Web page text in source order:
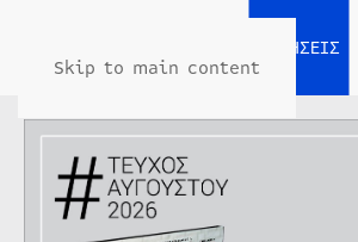
Skip to main content
ΕΙΔΗΣΕΙΣ